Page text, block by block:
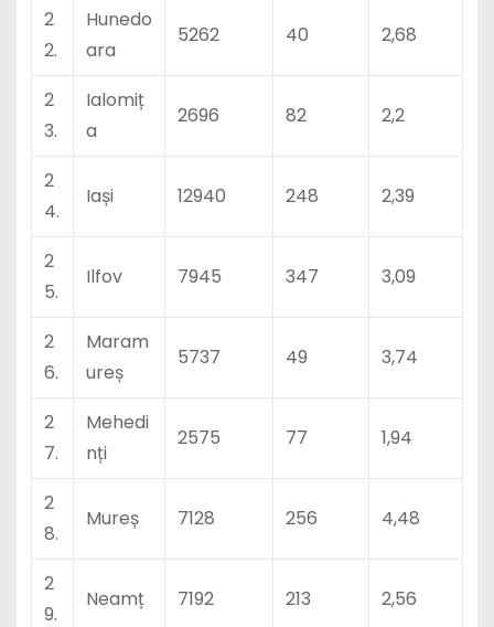
2
2.
Hunedo
ara
5262 40 2,68
2
3.
Ialomiț
a
2696 82 2,2
2
4.
Iași 12940 248 2,39
2
5.
Ilfov 7945 347 3,09
2
6.
Maram
ureș
5737 49 3,74
2
7.
Mehedi
nți
2575 77 1,94
2
8.
Mureș 7128 256 4,48
2
9.
Neamț 7192 213 2,56